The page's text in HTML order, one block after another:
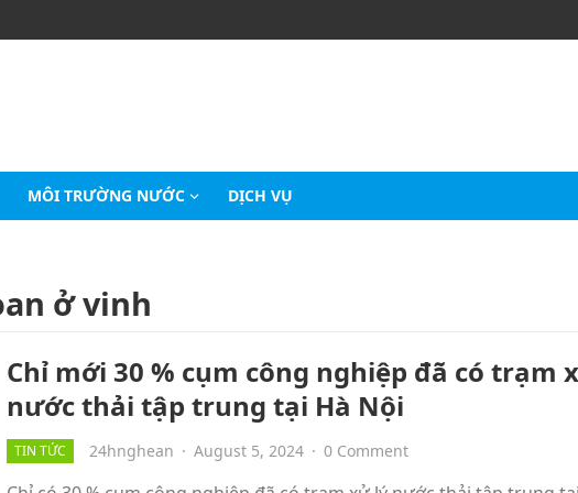
MÔI TRƯỜNG NƯỚC DỊCH VỤ
ở vinh
Chỉ mới 30 % cụm công nghiệp đã có trạm
nước thải tập trung tại Hà Nội
TIN TỨC 24hnghean · August 5, 2024 · 0 Comment